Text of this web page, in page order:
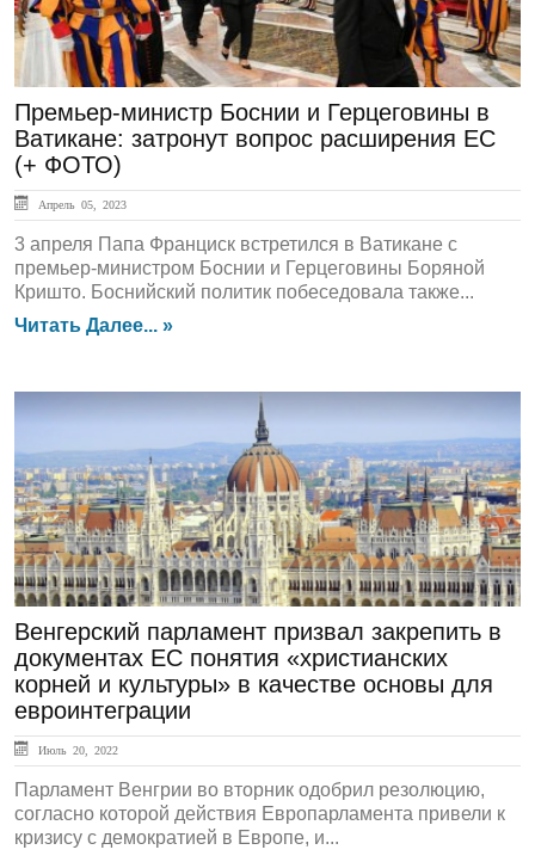
Премьер-министр Боснии и Герцеговины в
Ватикане: затронут вопрос расширения ЕС
(+ ФОТО)
Апрель 05, 2023
3 апреля Папа Франциск встретился в Ватикане с
премьер-министром Боснии и Герцеговины Боряной
Кришто. Боснийский политик побеседовала также...
Читать Далее... »
Венгерский парламент призвал закрепить в
документах ЕС понятия «христианских
корней и культуры» в качестве основы для
евроинтеграции
Июль 20, 2022
Парламент Венгрии во вторник одобрил резолюцию,
согласно которой действия Европарламента привели к
кризису с демократией в Европе, и...